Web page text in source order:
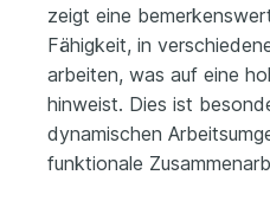
zeigt eine
Fähigkeit, in
arbeiten, was auf eine
hinweist. Dies ist
dynamischen
funktionale